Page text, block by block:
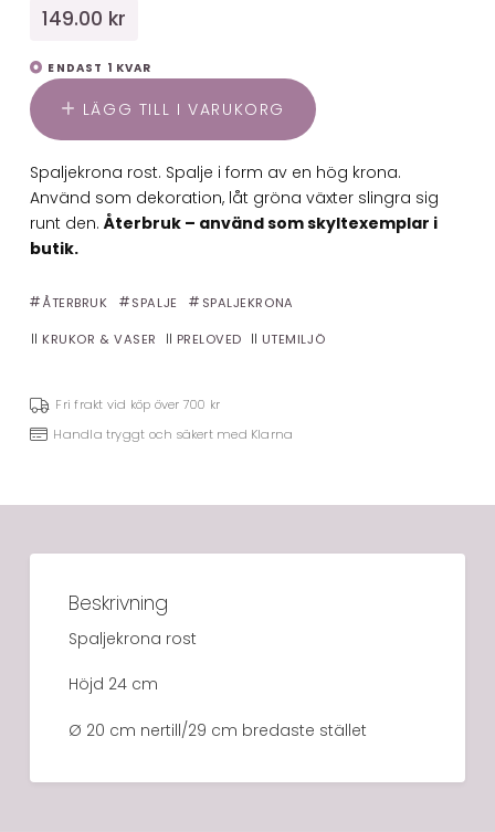
149.00 kr
ENDAST 1 KVAR
LÄGG TILL I VARUKORG
Spaljekrona rost. Spalje i form av en hög krona.
Använd som dekoration, låt gröna växter slingra sig
runt den. Återbruk – använd som skyltexemplar i
butik.
ÅTERBRUK SPALJE SPALJEKRONA
KRUKOR & VASER PRELOVED UTEMILJÖ
Fri frakt vid köp över 700 kr
Handla tryggt och säkert med Klarna
Beskrivning
Spaljekrona rost
Höjd 24 cm
Ø 20 cm nertill/29 cm bredaste stället